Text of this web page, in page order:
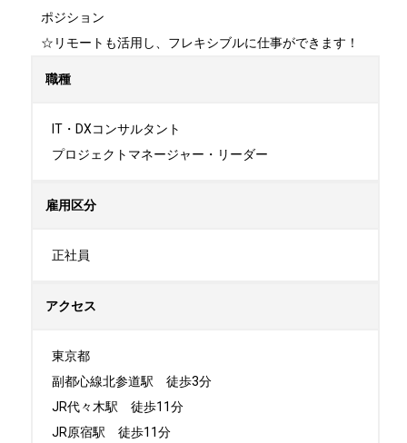
ポジション
☆リモートも活用し、フレキシブルに仕事ができます！
職種
IT・DXコンサルタント
プロジェクトマネージャー・リーダー
雇用区分
正社員
アクセス
東京都
副都心線北参道駅　徒歩3分
JR代々木駅　徒歩11分
JR原宿駅　徒歩11分